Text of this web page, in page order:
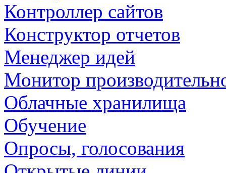
Контроллер сайтов
Конструктор отчетов
Менеджер идей
Монитор
Облачные хранилища
Обучение
Опросы, голосования